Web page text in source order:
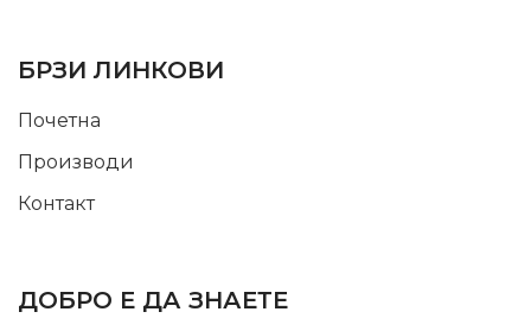
БРЗИ ЛИНКОВИ
Почетна
Производи
Контакт
ДОБРО Е ДА ЗНАЕТЕ